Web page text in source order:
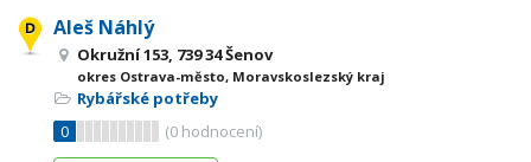
Aleš Náhlý
Okružní 153, 739 34 Šenov
okres Ostrava-město, Moravskoslezský kraj
Rybářské potřeby
0
(0 hodnocení)